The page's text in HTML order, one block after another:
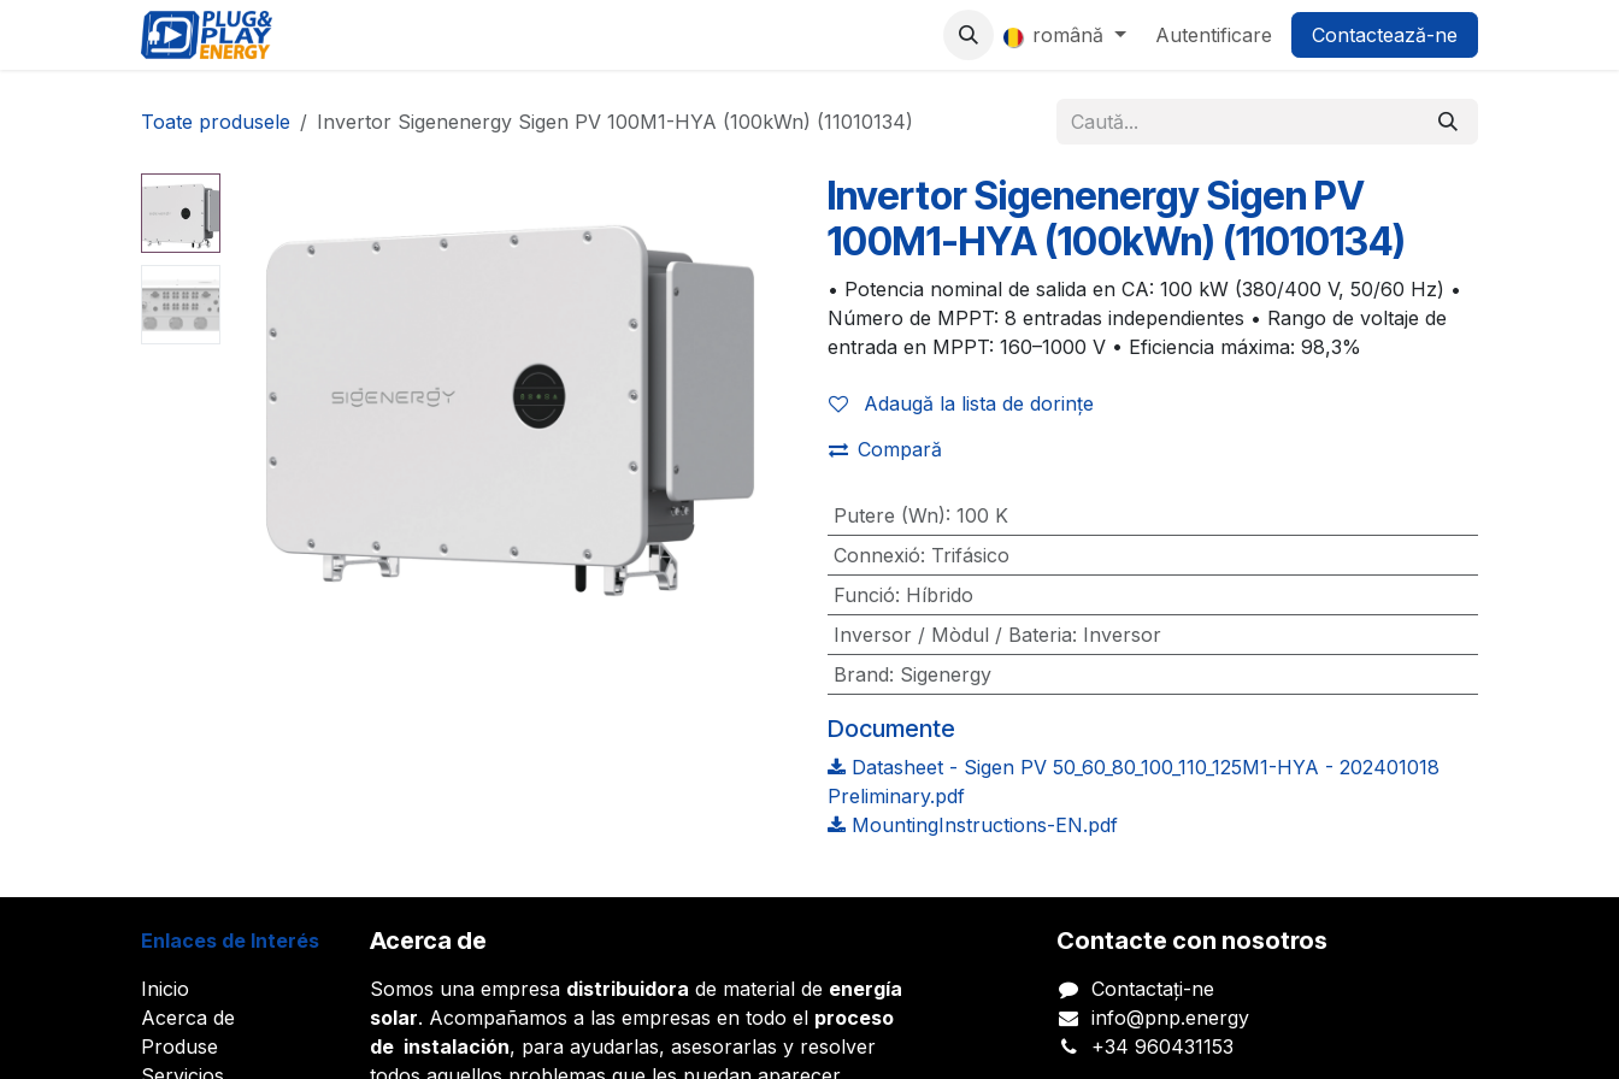
0 română Autentificare Contactează-ne
Toate produsele Invertor Sigenenergy Sigen PV 100M1-HYA (100kWn) (11010134)
Invertor Sigenenergy Sigen PV
100M1-HYA (100kWn) (11010134)
• Potencia nominal de salida en CA: 100 kW (380/400 V, 50/60 Hz) •
Número de MPPT: 8 entradas independientes • Rango de voltaje de
entrada en MPPT: 160–1000 V • Eficiencia máxima: 98,3%
Adaugă la lista de dorințe
Compară
Putere (Wn): 100 K
Connexió: Trifásico
Funció: Híbrido
Inversor / Mòdul / Bateria: Inversor
Brand: Sigenergy
Documente
Datasheet - Sigen PV 50_60_80_100_110_125M1-HYA - 202401018
Preliminary.pdf
MountingInstructions-EN.pdf
Enlaces de Interés
Inicio
Acerca de
Produse
Acerca de
Somos una empresa distribuidora de material de energía
solar. Acompañamos a las empresas en todo el proceso
de instalación, para ayudarlas, asesorarlas y resolver
Contacte con nosotros
Contactați-ne
info@pnp.energy
+34 960431153